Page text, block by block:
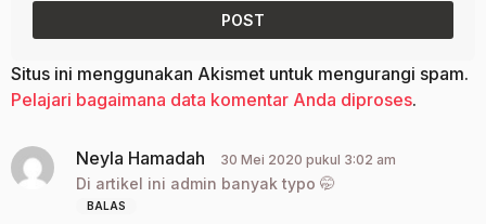
Situs ini menggunakan Akismet untuk mengurangi spam.
Pelajari bagaimana data komentar Anda diproses.
Neyla Hamadah
e
30 Mei 2020 pukul 3:02 am
Di artikel ini admin banyak typo 🤭
BALAS